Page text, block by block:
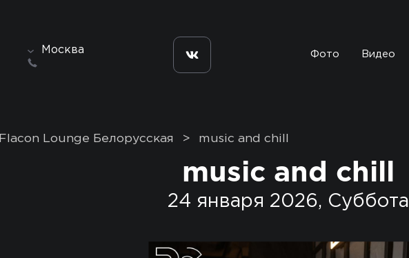
Москва Фото Видео
Flacon Lounge Белорусская > music and chill
music and chill
24 января 2026, Суббота